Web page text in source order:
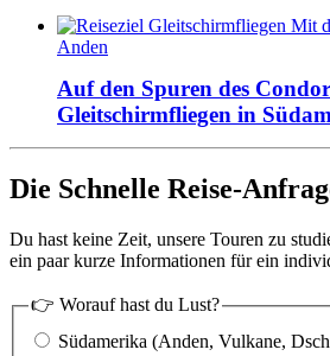
Auf den Spuren des
Gleitschirmfliegen in
Die Schnelle Reise-
Du hast keine Zeit, unsere Touren zu
ein paar kurze Informationen für ein
👉 Worauf hast du Lust?
Südamerika (Anden, Vulkane,